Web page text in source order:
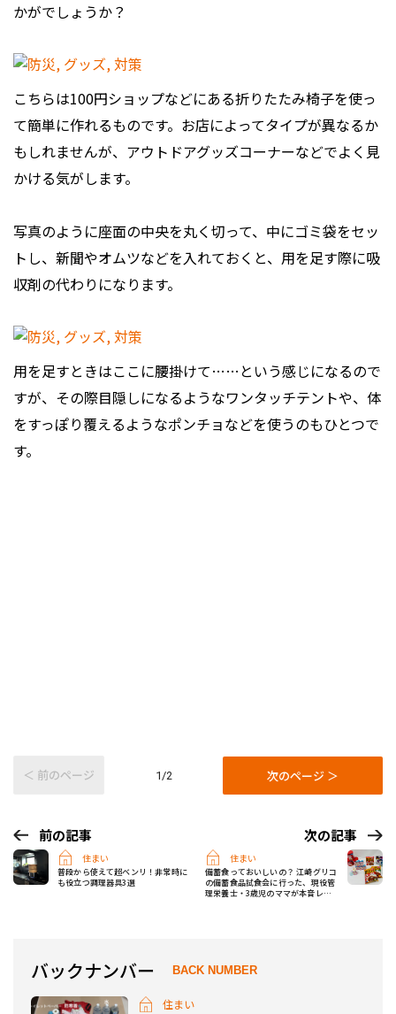
かがでしょうか？
こちらは100円ショップなどにある折りたたみ椅子を使っ
て簡単に作れるものです。お店によってタイプが異なるか
もしれませんが、アウトドアグッズコーナーなどでよく見
かける気がします。
写真のように座面の中央を丸く切って、中にゴミ袋をセッ
トし、新聞やオムツなどを入れておくと、用を足す際に吸
収剤の代わりになります。
用を足すときはここに腰掛けて……という感じになるので
すが、その際目隠しになるようなワンタッチテントや、体
をすっぽり覆えるようなポンチョなどを使うのもひとつで
す。
＜ 前のページ 1/2 次のページ ＞
前の記事
住まい
普段から使えて超ベンリ！非常時に
も役立つ調理器具3選
次の記事
住まい
備蓄食っておいしいの？ 江崎グリコ
の備蓄食品試食会に行った、現役管
理栄養士・3歳児のママが本音レポ
バックナンバー BACK NUMBER
住まい